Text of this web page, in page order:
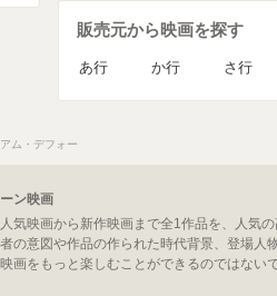
販売元から映画を探す
あ行 か行 さ行
ム・デフォー
ン映画
気映画から新作映画まで全1作品を、人
の意図や作品の作られた時代背景、登場
画をもっと楽しむことができるのではない